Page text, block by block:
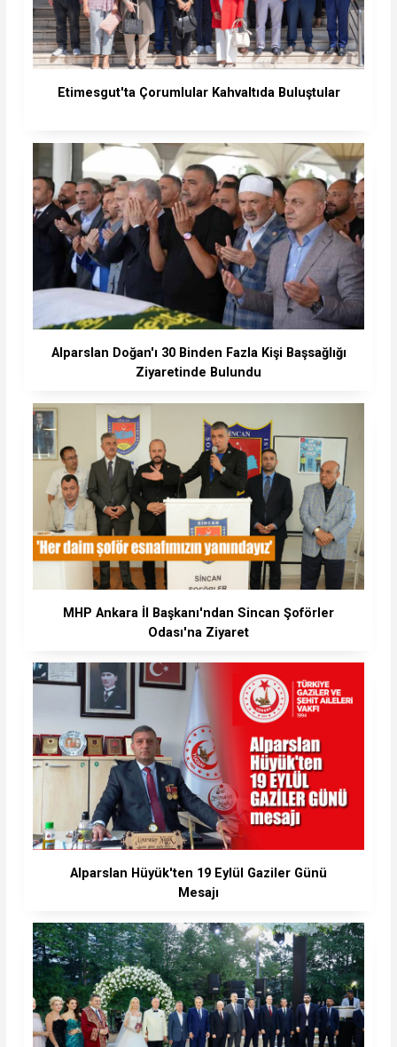
Etimesgut'ta Çorumlular Kahvaltıda Buluştular
Alparslan Doğan'ı 30 Binden Fazla Kişi Başsağlığı
Ziyaretinde Bulundu
MHP Ankara İl Başkanı'ndan Sincan Şoförler
Odası'na Ziyaret
Alparslan Hüyük'ten 19 Eylül Gaziler Günü
Mesajı